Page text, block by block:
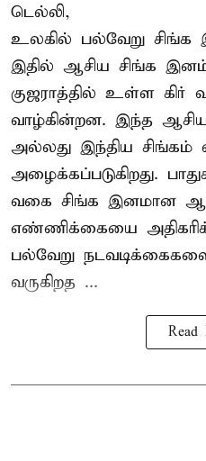
டெல்லி,
உலகில் பல்வேறு
இதில் ஆசிய சிங்க
குஜராத்தில் உள்ள கிர்
வாழ்கின்றன. இந்த
அல்லது இந்திய சிங்கம்
அழைக்கப்படுகிறது.
வகை சிங்க இனமான
எண்ணிக்கையை
பல்வேறு
வருகிறத ...
Read